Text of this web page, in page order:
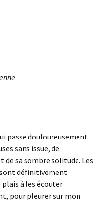
passe douloureusement
sans issue, de
de sa sombre solitude. Les
sont définitivement
plais à les écouter
pour pleurer sur mon